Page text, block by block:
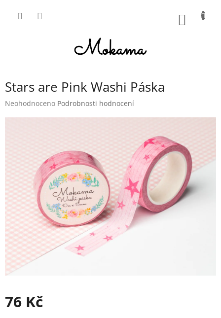
Stars are Pink Washi Páska
Průměrné
5
hvězdiček.
Neohodnoceno Podrobnosti hodnocení
76 Kč